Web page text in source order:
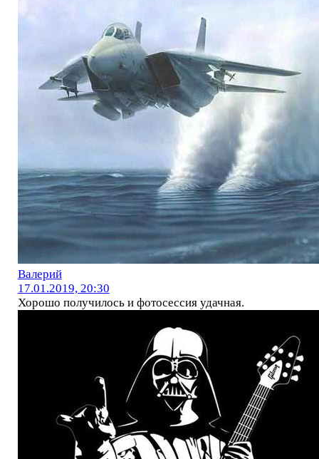
Валерий
17.01.2019, 20:30
Хорошо получилось и фотосессия удачная.